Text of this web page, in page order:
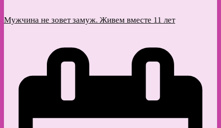
Мужчина не зовет замуж. Живем вместе 11 лет